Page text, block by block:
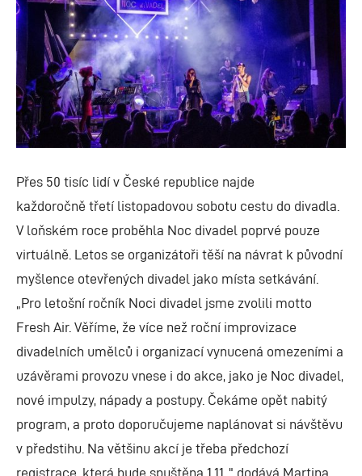
Přes 50 tisíc lidí v České republice najde
každoročně třetí listopadovou sobotu cestu do divadla.
V loňském roce proběhla Noc divadel poprvé pouze
virtuálně. Letos se organizátoři těší na návrat k původní
myšlence otevřených divadel jako místa setkávání.
„Pro letošní ročník Noci divadel jsme zvolili motto
Fresh Air. Věříme, že více než roční improvizace
divadelních umělců i organizací vynucená omezeními a
uzávěrami provozu vnese i do akce, jako je Noc divadel,
nové impulzy, nápady a postupy. Čekáme opět nabitý
program, a proto doporučujeme naplánovat si návštěvu
v předstihu. Na většinu akcí je třeba předchozí
registrace, která bude spuštěna 1.11.," dodává Martina